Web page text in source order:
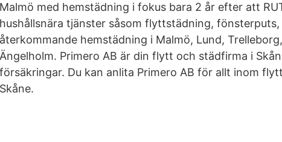
Malmö med hemstädning i fokus bara 2 år efter att
hushållsnära tjänster såsom flyttstädning,
återkommande hemstädning i Malmö, Lund,
Ängelholm. Primero AB är din flytt och städfirma i
försäkringar. Du kan anlita Primero AB för allt inom
Skåne.